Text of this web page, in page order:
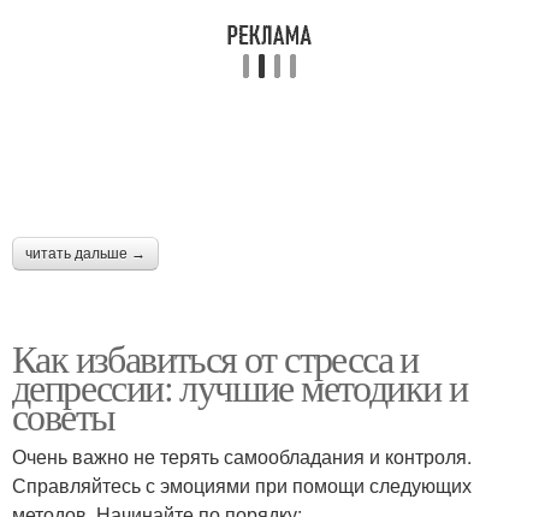
читать дальше →
Как избавиться от стресса и
депрессии: лучшие методики и
советы
Очень важно не терять самообладания и контроля.
Справляйтесь с эмоциями при помощи следующих